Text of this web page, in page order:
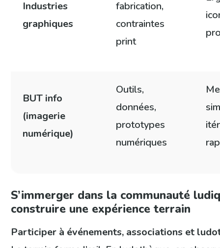
Industries
graphiques
fabrication,
contraintes
print
BUT info
(imagerie
numérique)
Outils,
données,
prototypes
numériques
S’immerger dans la communauté
construire une expérience terrain
Participer à événements, associations et